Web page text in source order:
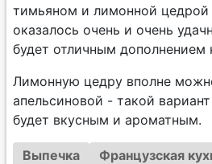
тимьяном и лимонной цедрой
оказалось очень и очень
будет отличным дополнением
Лимонную цедру вполне
апельсиновой - такой
будет вкусным и ароматным.
Выпечка
Французская